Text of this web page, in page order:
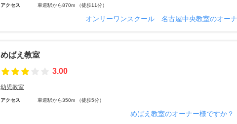
アクセス 車道駅から870m （徒歩11分）
オンリーワンスクール 名古屋中央教室のオー
めばえ教室
3.00
幼児教室
アクセス 車道駅から350m （徒歩5分）
めばえ教室のオーナー様ですか？